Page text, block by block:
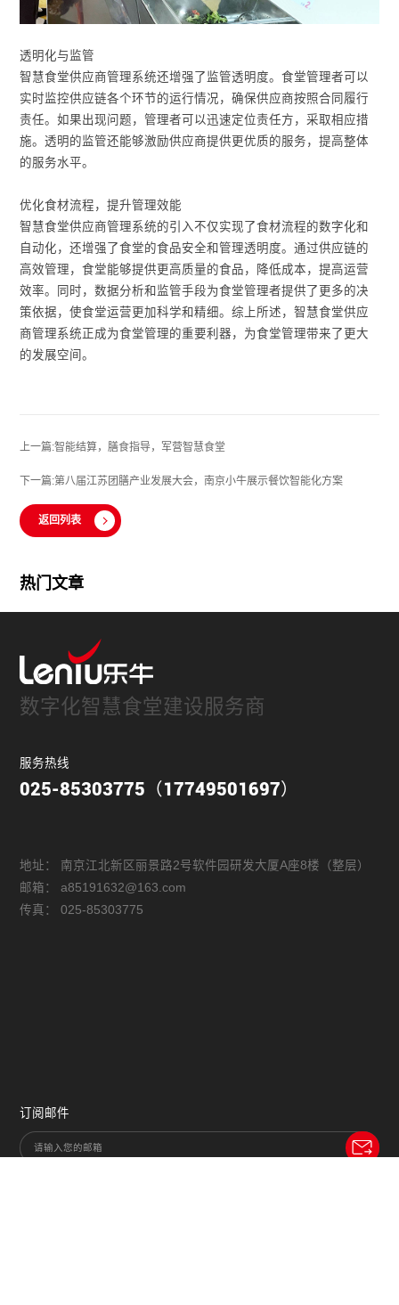
透明化与监管
智慧食堂供应商管理系统还增强了监管透明度。食堂管理者可以
实时监控供应链各个环节的运行情况，确保供应商按照合同履行
责任。如果出现问题，管理者可以迅速定位责任方，采取相应措
施。透明的监管还能够激励供应商提供更优质的服务，提高整体
的服务水平。
优化食材流程，提升管理效能
智慧食堂供应商管理系统的引入不仅实现了食材流程的数字化和
自动化，还增强了食堂的食品安全和管理透明度。通过供应链的
高效管理，食堂能够提供更高质量的食品，降低成本，提高运营
效率。同时，数据分析和监管手段为食堂管理者提供了更多的决
策依据，使食堂运营更加科学和精细。综上所述，智慧食堂供应
商管理系统正成为食堂管理的重要利器，为食堂管理带来了更大
的发展空间。
上一篇:智能结算，膳食指导，军营智慧食堂
下一篇:第八届江苏团膳产业发展大会，南京小牛展示餐饮智能化方案
返回列表
热门文章
数字化智慧食堂建设服务商
服务热线
025-85303775（17749501697）
地址：
南京江北新区丽景路2号软件园研发大厦A座8楼（整层）
邮箱：
a85191632@163.com
传真：
025-85303775
订阅邮件